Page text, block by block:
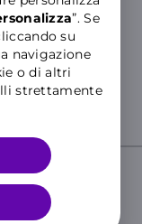
”. Se
su
navigazione
o di altri
strettamente
qui
tuo numero,
e chatta
del